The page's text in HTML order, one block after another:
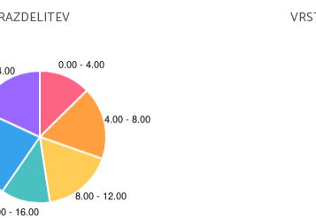
Igralec igra naslednjo igro. Pri metu kocke
Izracunaj porazdelitveno shemo slucajne
povprecno vrednost